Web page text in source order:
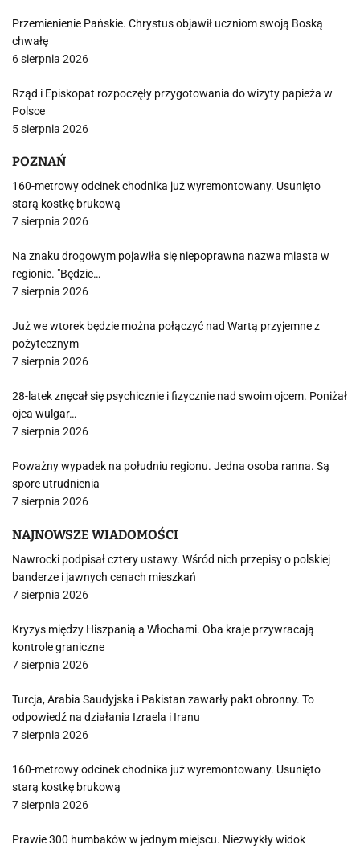
Przemienienie Pańskie. Chrystus objawił uczniom swoją Boską
chwałę
6 sierpnia 2026
Rząd i Episkopat rozpoczęły przygotowania do wizyty papieża w
Polsce
5 sierpnia 2026
POZNAŃ
160-metrowy odcinek chodnika już wyremontowany. Usunięto
starą kostkę brukową
7 sierpnia 2026
Na znaku drogowym pojawiła się niepoprawna nazwa miasta w
regionie. "Będzie…
7 sierpnia 2026
Już we wtorek będzie można połączyć nad Wartą przyjemne z
pożytecznym
7 sierpnia 2026
28-latek znęcał się psychicznie i fizycznie nad swoim ojcem. Poniżał
ojca wulgar…
7 sierpnia 2026
Poważny wypadek na południu regionu. Jedna osoba ranna. Są
spore utrudnienia
7 sierpnia 2026
NAJNOWSZE WIADOMOŚCI
Nawrocki podpisał cztery ustawy. Wśród nich przepisy o polskiej
banderze i jawnych cenach mieszkań
7 sierpnia 2026
Kryzys między Hiszpanią a Włochami. Oba kraje przywracają
kontrole graniczne
7 sierpnia 2026
Turcja, Arabia Saudyjska i Pakistan zawarły pakt obronny. To
odpowiedź na działania Izraela i Iranu
7 sierpnia 2026
160-metrowy odcinek chodnika już wyremontowany. Usunięto
starą kostkę brukową
7 sierpnia 2026
Prawie 300 humbaków w jednym miejscu. Niezwykły widok